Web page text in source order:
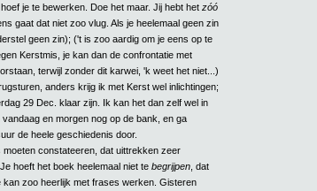
je te bewerken. Doe het maar. Jij hebt het zóó
gaat dat niet zoo vlug. Als je heelemaal geen zin
geen zin); ('t is zoo aardig om je eens op te
Kerstmis, je kan dan de confrontatie met
terwijl zonder dit karwei, 'k weet het niet...)
anders krijg ik met Kerst wel inlichtingen;
29 Dec. klaar zijn. Ik kan het dan zelf wel in
en morgen nog op de bank, en ga
de heele geschiedenis door.
moeten constateeren, dat uittrekken zeer
hoeft het boek heelemaal niet te begrijpen, dat
kan zoo heerlijk met frases werken. Gisteren